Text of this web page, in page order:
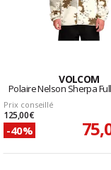
VOLCOM
Polaire Nelson Sherpa
Prix conseillé
125,00 €
-40%